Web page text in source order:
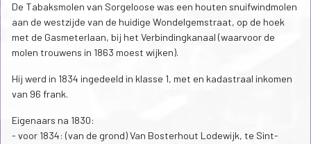
De Tabaksmolen van Sorgeloose was een houten snuifwindmolen
aan de westzijde van de huidige Wondelgemstraat, op de hoek
met de Gasmeterlaan, bij het Verbindingkanaal (waarvoor de
molen trouwens in 1863 moest wijken).
Hij werd in 1834 ingedeeld in klasse 1, met en kadastraal inkomen
van 96 frank.
Eigenaars na 1830:
- voor 1834: (van de grond) Van Bosterhout Lodewijk, te Sint-